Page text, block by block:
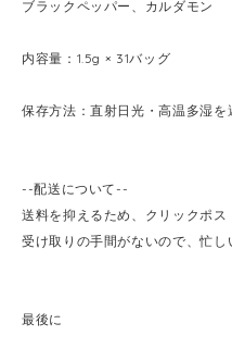
ブラックペッパー、カルダモン
内容量：1.5g × 31バッグ
保存方法：直射日光・高温多湿を
--配送について--
送料を抑えるため、クリックポス
受け取りの手間がないので、忙し
最後に